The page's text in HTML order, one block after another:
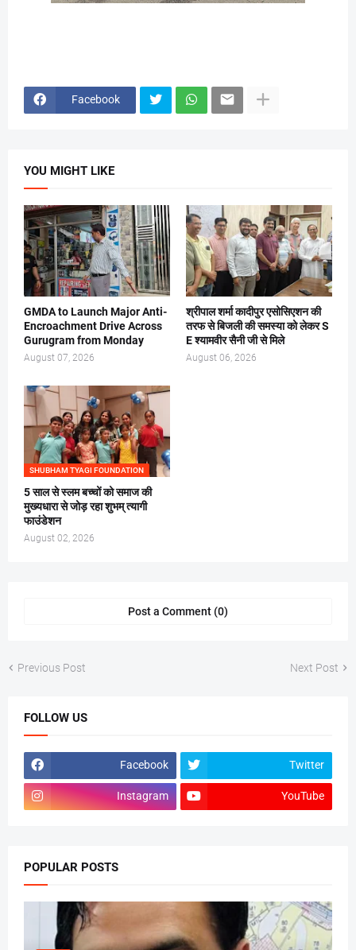
Facebook
YOU MIGHT LIKE
GMDA to Launch Major Anti-
Encroachment Drive Across
Gurugram from Monday
August 07, 2026
श्रीपाल शर्मा कादीपुर एसोसिएशन की
तरफ से बिजली की समस्या को लेकर S
E श्यामवीर सैनी जी से मिले
August 06, 2026
SHUBHAM TYAGI FOUNDATION
5 साल से स्लम बच्चों को समाज की
मुख्यधारा से जोड़ रहा शुभम् त्यागी
फाउंडेशन
August 02, 2026
Post a Comment (0)
Previous Post Next Post
FOLLOW US
Facebook Twitter
Instagram YouTube
POPULAR POSTS